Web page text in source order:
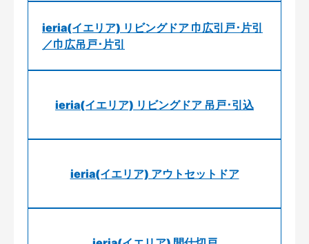
ieria(イエリア) リビングドア 巾広引戸･片引
／巾広吊戸･片引
ieria(イエリア) リビングドア 吊戸･引込
ieria(イエリア) アウトセットドア